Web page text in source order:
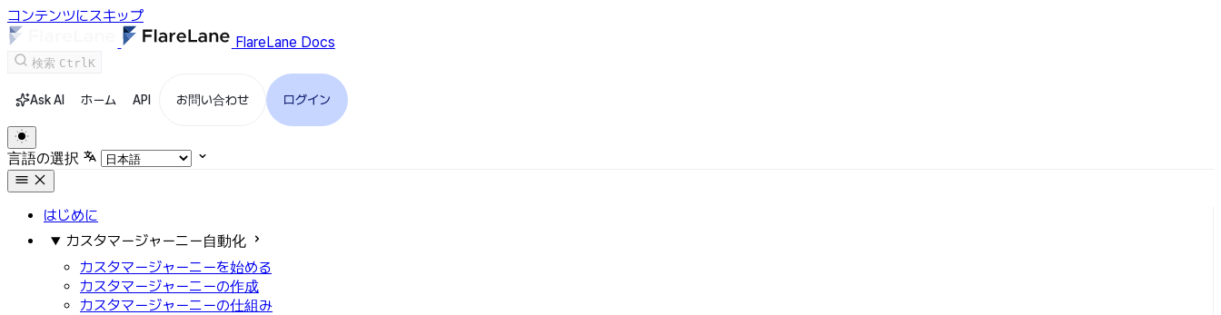
コンテンツにスキップ
FlareLane Docs
検索 CtrlK
Ask AI ホーム API お問い合わせ ログイン
言語の選択
はじめに
カスタマージャーニー自動化
カスタマージャーニーを始める
カスタマージャーニーの作成
カスタマージャーニーの仕組み